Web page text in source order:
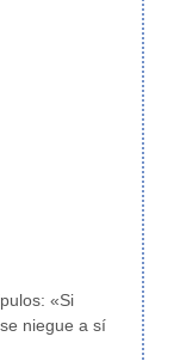
«Si
niegue a sí